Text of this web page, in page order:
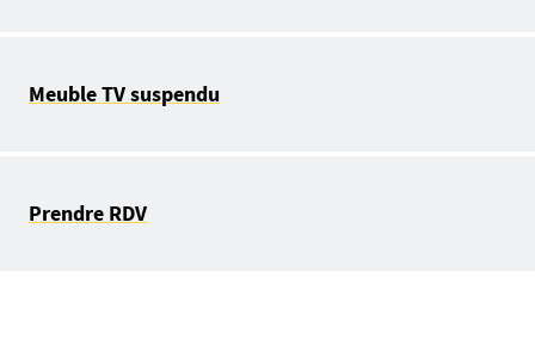
Meuble TV suspendu
Prendre RDV